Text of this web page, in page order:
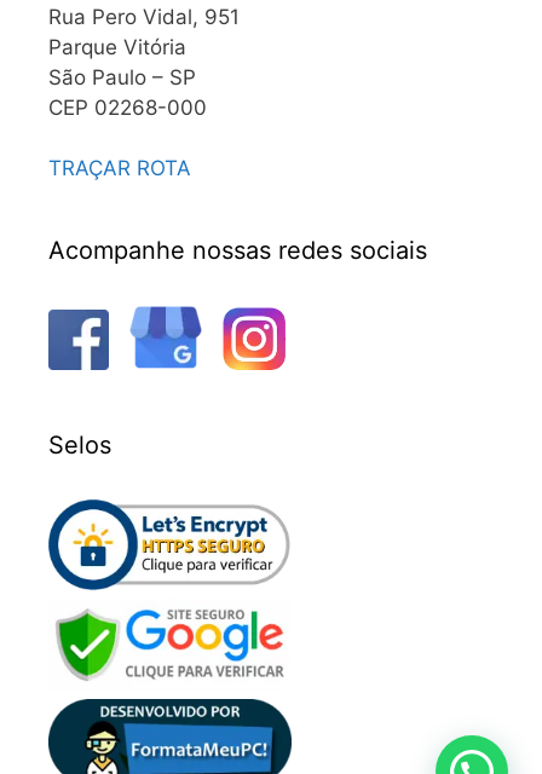
Rua Pero Vidal, 951
Parque Vitória
São Paulo – SP
CEP 02268-000
TRAÇAR ROTA
Acompanhe nossas redes sociais
Selos